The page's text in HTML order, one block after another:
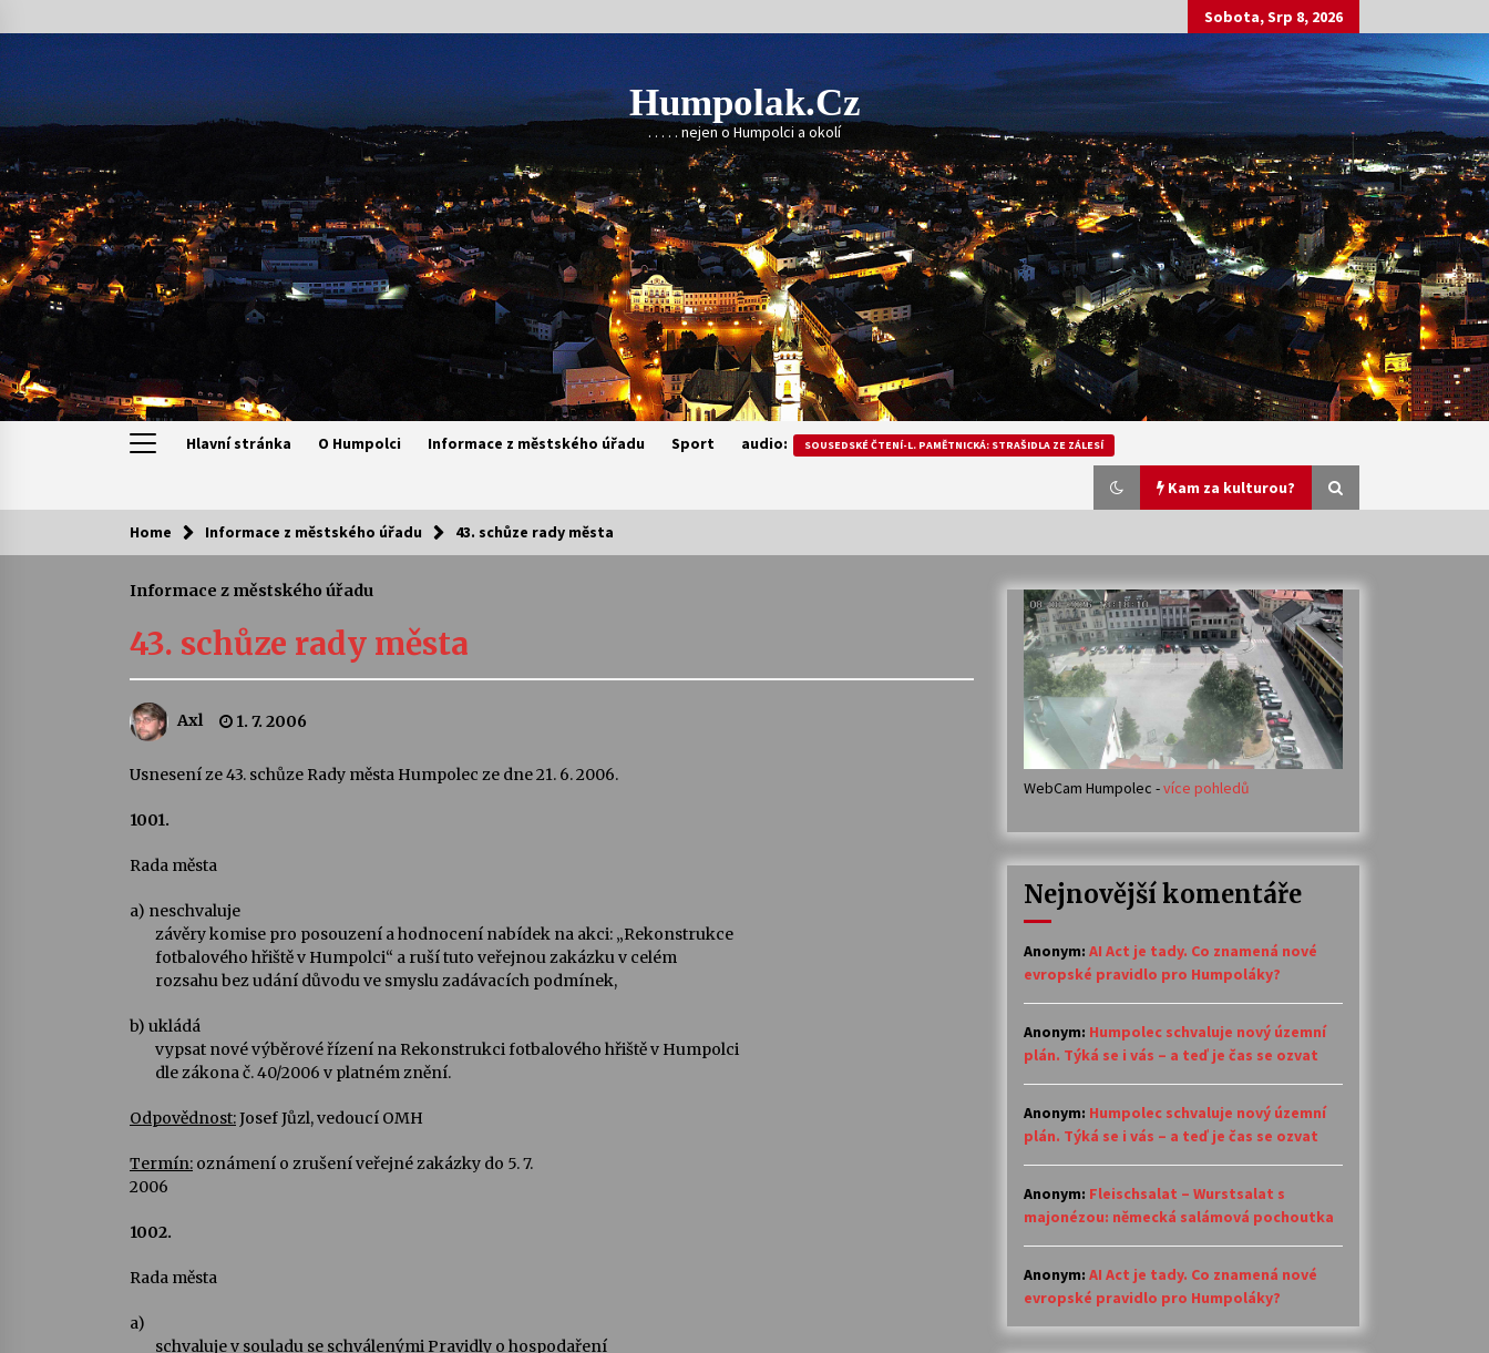
to
content
Sobota, Srp 8, 2026
Humpolak.cz
. . . . . nejen o Humpolci a okolí
Hlavní stránka O Humpolci Informace z městského úřadu Sport audio: SOUSEDSKÉ ČTENÍ-L. PAMĚTNICKÁ: STRAŠIDLA ZE ZÁLESÍ
Kam za kulturou?
Kam za kulturou?
Camerata a Sukuba Ensemble
4. 8. 2026
Veselí muzikanti
30. 7. 2026
Pozvánka na integrační festival
Quijotova šedesátka: 28. 7.–1. 8.
28. 7. 2026
Votavžatský ploty
23. 7. 2026
14. 7. 2026
Želivě ožije odkaz Josefa Čapka
13. 7. 2026
Klášteře Želiv
30. 6. 2026
Home Informace z městského úřadu 43. schůze rady města
Informace z městského úřadu
43. schůze rady města
Axl 1. 7. 2006
Usnesení ze 43. schůze Rady města Humpolec ze dne 21. 6. 2006.
1001.
Rada města
a) neschvaluje
závěry komise pro posouzení a hodnocení nabídek na akci: „Rekonstrukce
fotbalového hřiště v Humpolci“ a ruší tuto veřejnou zakázku v celém
rozsahu bez udání důvodu ve smyslu zadávacích podmínek,
b) ukládá
vypsat nové výběrové řízení na Rekonstrukci fotbalového hřiště v Humpolci
dle zákona č. 40/2006 v platném znění.
Odpovědnost:Josef Jůzl, vedoucí OMH
Termín: oznámení o zrušení veřejné zakázky do 5. 7.
2006
1002.
Rada města
a)
schvaluje v souladu se schválenými Pravidly o hospodaření
WebCam Humpolec -více pohledů
Nejnovější komentáře
Anonym: AI Act je tady. Co znamená nové
evropské pravidlo pro Humpoláky?
Anonym: Humpolec schvaluje nový územní
plán. Týká se i vás – a teď je čas se ozvat
Anonym: Humpolec schvaluje nový územní
plán. Týká se i vás – a teď je čas se ozvat
Anonym: Fleischsalat – Wurstsalat s
majonézou: německá salámová pochoutka
Anonym: AI Act je tady. Co znamená nové
evropské pravidlo pro Humpoláky?